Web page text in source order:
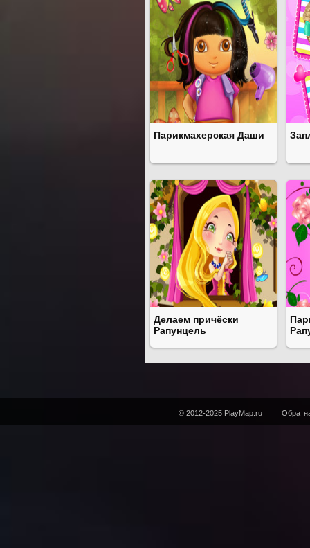
Парикмахерская Даши
Делаем причёски
Рапунцель
© 2012-2025 PlayMap.ru